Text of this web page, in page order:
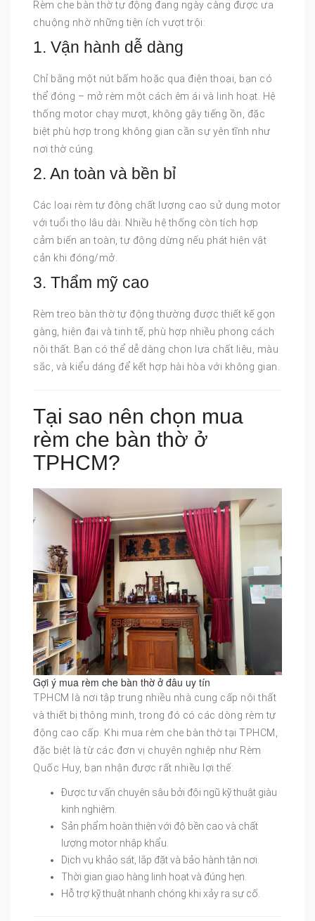
Rèm che bàn thờ tự động đang ngày càng được ưa
chuộng nhờ những tiện ích vượt trội:
1. Vận hành dễ dàng
Chỉ bằng một nút bấm hoặc qua điện thoại, bạn có
thể đóng – mở rèm một cách êm ái và linh hoạt. Hệ
thống motor chạy mượt, không gây tiếng ồn, đặc
biệt phù hợp trong không gian cần sự yên tĩnh như
nơi thờ cúng.
2. An toàn và bền bỉ
Các loại rèm tự động chất lượng cao sử dụng motor
với tuổi thọ lâu dài. Nhiều hệ thống còn tích hợp
cảm biến an toàn, tự động dừng nếu phát hiện vật
cản khi đóng/mở.
3. Thẩm mỹ cao
Rèm treo bàn thờ tự động thường được thiết kế gọn
gàng, hiện đại và tinh tế, phù hợp nhiều phong cách
nội thất. Bạn có thể dễ dàng chọn lựa chất liệu, màu
sắc, và kiểu dáng để kết hợp hài hòa với không gian.
Tại sao nên chọn mua
rèm che bàn thờ ở
TPHCM?
Gợi ý mua rèm che bàn thờ ở đâu uy tín
TPHCM là nơi tập trung nhiều nhà cung cấp nội thất
và thiết bị thông minh, trong đó có các dòng rèm tự
động cao cấp. Khi mua rèm che bàn thờ tại TPHCM,
đặc biệt là từ các đơn vị chuyên nghiệp như Rèm
Quốc Huy, bạn nhận được rất nhiều lợi thế:
Được tư vấn chuyên sâu bởi đội ngũ kỹ thuật giàu
kinh nghiệm.
Sản phẩm hoàn thiện với độ bền cao và chất
lượng motor nhập khẩu.
Dịch vụ khảo sát, lắp đặt và bảo hành tận nơi.
Thời gian giao hàng linh hoạt và đúng hẹn.
Hỗ trợ kỹ thuật nhanh chóng khi xảy ra sự cố.